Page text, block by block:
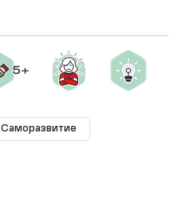
Саморазвитие